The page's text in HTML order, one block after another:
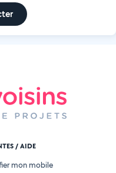
/ AIDE
mon mobile